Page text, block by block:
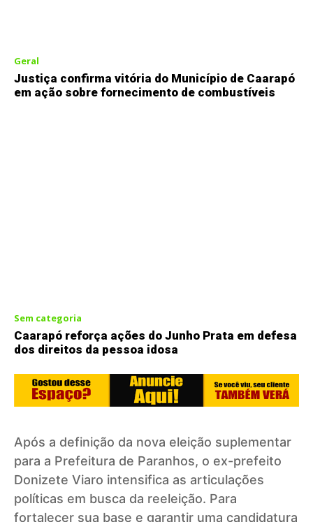
Geral
Justiça confirma vitória do Município de Caarapó
em ação sobre fornecimento de combustíveis
Sem categoria
Caarapó reforça ações do Junho Prata em defesa
dos direitos da pessoa idosa
Após a definição da nova eleição suplementar
para a Prefeitura de Paranhos, o ex-prefeito
Donizete Viaro intensifica as articulações
políticas em busca da reeleição. Para
fortalecer sua base e garantir uma candidatura